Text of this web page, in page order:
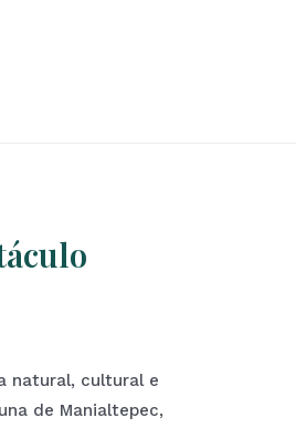
natural, cultural e
de Manialtepec,